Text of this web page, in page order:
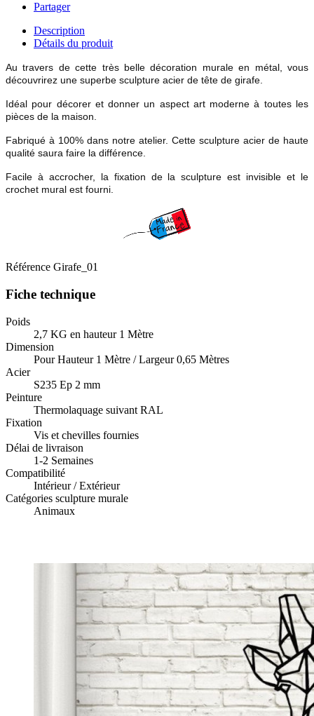
Partager
Description
Détails du produit
Au travers de cette très belle décoration murale en métal, vous
découvrirez une superbe sculpture acier de tête de girafe.
Idéal pour décorer et donner un aspect art moderne à toutes les
pièces de la maison.
Fabriqué à 100% dans notre atelier. Cette sculpture acier de haute
qualité saura faire la différence.
Facile à accrocher, la fixation de la sculpture est invisible et le
crochet mural est fourni.
Référence Girafe_01
Fiche technique
Poids
2,7 KG en hauteur 1 Mètre
Dimension
Pour Hauteur 1 Mètre / Largeur 0,65 Mètres
Acier
S235 Ep 2 mm
Peinture
Thermolaquage suivant RAL
Fixation
Vis et chevilles fournies
Délai de livraison
1-2 Semaines
Compatibilité
Intérieur / Extérieur
Catégories sculpture murale
Animaux